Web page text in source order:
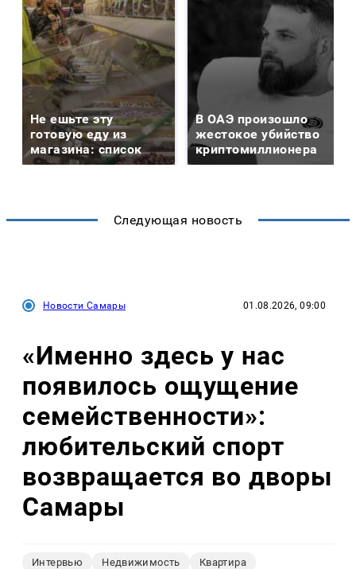
Не ешьте эту
готовую еду из
магазина: список
В ОАЭ произошло
жестокое убийство
криптомиллионера
Следующая новость
Новости Самары 01.08.2026, 09:00
«Именно здесь у нас
появилось ощущение
семейственности»:
любительский спорт
возвращается во дворы
Самары
Интервью Недвижимость Квартира